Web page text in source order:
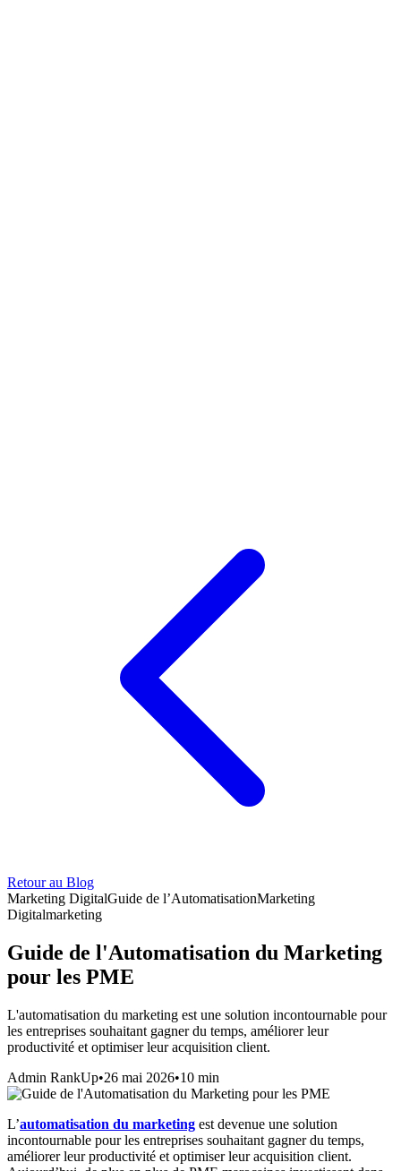
Retour au Blog
Marketing DigitalGuide de l’AutomatisationMarketing
Digitalmarketing
Guide de l'Automatisation du Marketing
pour les PME
L'automatisation du marketing est une solution incontournable pour
les entreprises souhaitant gagner du temps, améliorer leur
productivité et optimiser leur acquisition client.
Admin RankUp•26 mai 2026•10 min
L’automatisation du marketing est devenue une solution
incontournable pour les entreprises souhaitant gagner du temps,
améliorer leur productivité et optimiser leur acquisition client.